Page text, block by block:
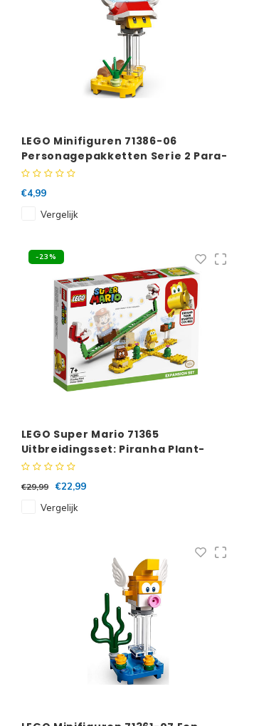
LEGO Minifiguren 71386-06
Personagepakketten Serie 2 Para-
Beetle
€4,99
Vergelijk
-23%
LEGO Super Mario 71365
Uitbreidingsset: Piranha Plant-
powerslide
€29,99
€22,99
Vergelijk